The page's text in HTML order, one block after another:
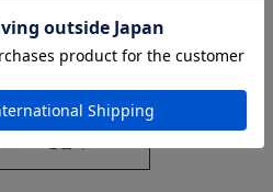
を書き込みましょう!